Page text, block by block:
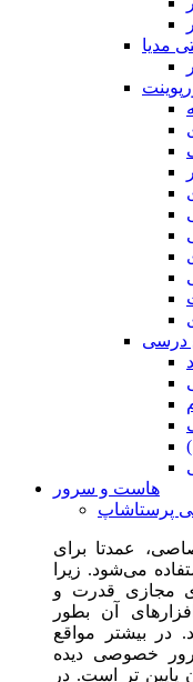
مدیا
درسی
هاست و سرور
پرستاشاپ
عمدتا برای
می‌شود. زیرا
مجازی قدرت و
آن بطور
در بیشتر مواقع
خصوصی دیده
پایین تر است. در